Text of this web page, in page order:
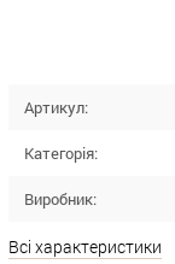
Артикул:
Категорія:
Виробник:
Всі характеристики